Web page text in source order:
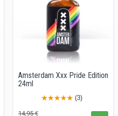
Amsterdam Xxx Pride Edition
24ml
(3)
Prezzo
14,95 €Prezzo